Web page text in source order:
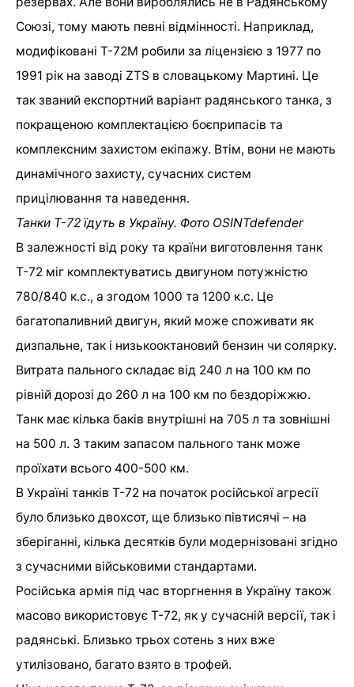
Союзі, тому мають певні відмінності. Наприклад,
модифіковані Т-72М робили за ліцензією з 1977 по
1991 рік на заводі ZTS в словацькому Мартині. Це
так званий експортний варіант радянського танка, з
покращеною комплектацією боєприпасів та
комплексним захистом екіпажу. Втім, вони не мають
динамічного захисту, сучасних систем
прицілювання та наведення.
Танки Т-72 їдуть в Україну. Фото OSINTdefender
В залежності від року та країни виготовлення танк
Т-72 міг комплектуватись двигуном потужністю
780/840 к.с., а згодом 1000 та 1200 к.с. Це
багатопаливний двигун, який може споживати як
дизпальне, так і низькооктановий бензин чи солярку.
Витрата пального складає від 240 л на 100 км по
рівній дорозі до 260 л на 100 км по бездоріжжю.
Танк має кілька баків внутрішні на 705 л та зовнішні
на 500 л. З таким запасом пального танк може
проїхати всього 400-500 км.
В Україні танків Т-72 на початок російської агресії
було близько двохсот, ще близько півтисячі – на
зберіганні, кілька десятків були модернізовані згідно
з сучасними військовими стандартами.
Російська армія під час вторгнення в Україну також
масово використовує Т-72, як у сучасній версії, так і
радянські. Близько трьох сотень з них вже
утилізовано, багато взято в трофей.